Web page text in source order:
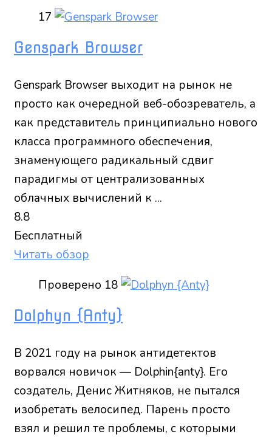
17
Genspark Browser
Genspark Browser выходит на рынок не
просто как очередной веб-обозреватель, а
как представитель принципиально нового
класса программного обеспечения,
знаменующего радикальный сдвиг
парадигмы от централизованных
облачных вычислений к ...
8.8
Бесплатный
Читать обзор
Проверено 18
Dolphyn {Anty}
В 2021 году на рынок антидетектов
ворвался новичок — Dolphin{anty}. Его
создатель, Денис Житняков, не пытался
изобретать велосипед. Парень просто
взял и решил те проблемы, с которыми